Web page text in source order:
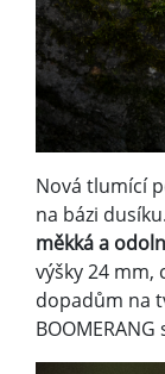
Nová tlumící
na bázi
měkká a
výšky 24
dopadům na